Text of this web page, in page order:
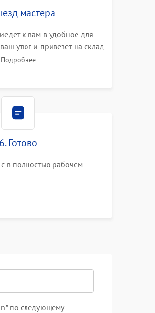
мастера
к вам в удобное для
утюг и привезет на склад
Подробнее
6. Готово
в полностью рабочем
по следующему